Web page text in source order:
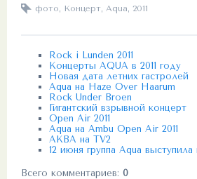
фото, Концерт, Aqua, 2011
Rock i Lunden 2011
Концерты AQUA в 2011 году
Новая дата летних гастролей
Aqua на Haze Over Haarum
Rock Under Broen
Гигантский взрывной концерт
Open Air 2011
Aqua на Ambu Open Air 2011
АКВА на TV2
12 июня группа Aqua
Всего комментариев: 0